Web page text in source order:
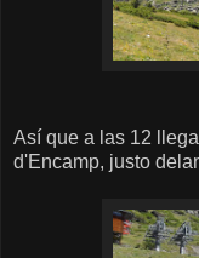
Así que a las 12
d'Encamp, justo